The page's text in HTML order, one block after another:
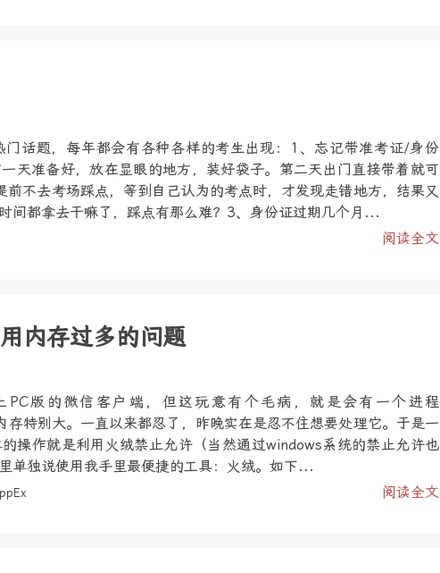
门话题，每年都会有各种各样的考生出现：1、忘记带准考证/身份
天准备好，放在显眼的地方，装好袋子。第二天出门直接带着就可
前不去考场踩点，等到自己认为的考点时，才发现走错地方，结果又
间都拿去干嘛了，踩点有那么难？3、身份证过期几个月...
阅读全文
内存过多的问题
PC版的微信客户端，但这玩意有个毛病，就是会有一个进程
特别大。一直以来都忍了，昨晚实在是忍不住想要处理它。于是一
操作就是利用火绒禁止允许（当然通过windows系统的禁止允许也
单独说使用我手里最便捷的工具：火绒。如下...
阅读全文